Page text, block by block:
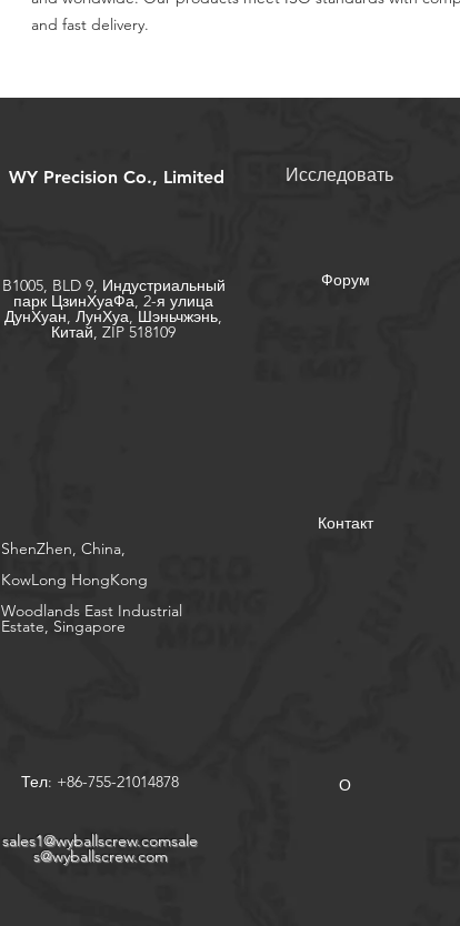
and fast delivery.
WY Precision Co., Limited Исследовать
B1005, BLD 9, Индустриальный
парк ЦзинХуаФа, 2-я улица
ДунХуан, ЛунХуа, Шэньчжэнь,
Китай, ZIP 518109
Форум
Контакт
ShenZhen, China,
KowLong HongKong​
Woodlands East Industrial
Estate, Singapore
Тел: +86-755-21014878
sales1@wyballscrew.comsale
s@wyballscrew.com
О